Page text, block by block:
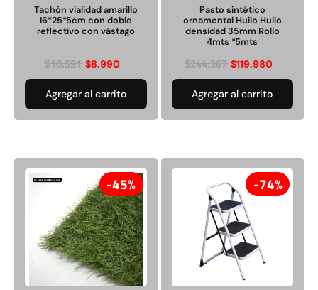
Tachón vialidad amarillo
16*25*5cm con doble
reflectivo con vástago
$10.591 $8.990
Agregar al carrito
Pasto sintético
ornamental Huilo Huilo
densidad 35mm Rollo
4mts *5mts
$244.367 $119.980
Agregar al carrito
45% 74%